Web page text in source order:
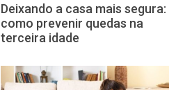
Deixando a casa mais segura:
como prevenir quedas na
terceira idade